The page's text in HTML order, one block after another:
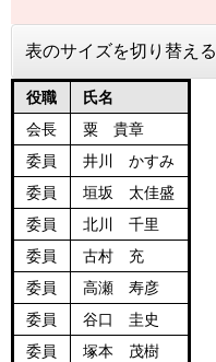
表のサイズを切り替える
役職
氏名
会長
粟 貴章
委員
井川 かすみ
委員
垣坂 太佳盛
委員
北川 千里
委員
古村 充
委員
高瀬 寿彦
委員
谷口 圭史
委員
塚本 茂樹